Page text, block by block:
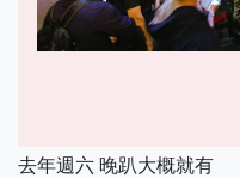
去年週六 晚趴大概就有